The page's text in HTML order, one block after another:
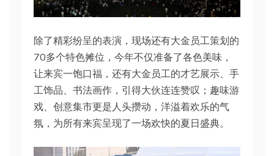
除了精彩纷呈的表演，现场还有大金员工策划的
70多个特色摊位，今年不仅准备了各色美味，
让来宾一饱口福，还有大金员工的才艺展示、手
工饰品、书法画作，引得大伙连连赞叹；趣味游
戏、创意集市更是人头攒动，洋溢着欢乐的气
氛，为所有来宾呈现了一场欢快的夏日盛典。